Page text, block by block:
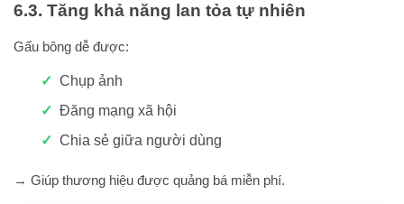
6.3. Tăng khả năng lan tỏa tự nhiên
Gấu bông dễ được:
Chụp ảnh
Đăng mạng xã hội
Chia sẻ giữa người dùng
→ Giúp thương hiệu được quảng bá miễn phí.